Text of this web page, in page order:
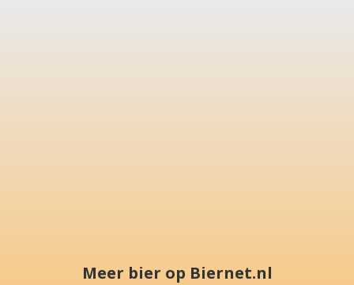
Meer bier op Biernet.nl